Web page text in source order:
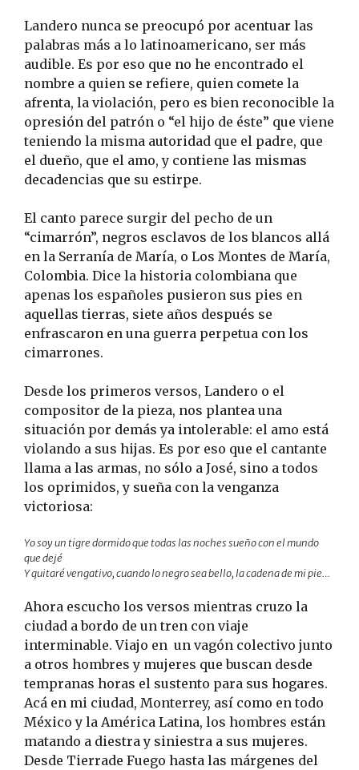
Landero nunca se preocupó por acentuar las
palabras más a lo latinoamericano, ser más
audible. Es por eso que no he encontrado el
nombre a quien se refiere, quien comete la
afrenta, la violación, pero es bien reconocible la
opresión del patrón o “el hijo de éste” que viene
teniendo la misma autoridad que el padre, que
el dueño, que el amo, y contiene las mismas
decadencias que su estirpe.
El canto parece surgir del pecho de un
“cimarrón”, negros esclavos de los blancos allá
en la Serranía de María, o Los Montes de María,
Colombia. Dice la historia colombiana que
apenas los españoles pusieron sus pies en
aquellas tierras, siete años después se
enfrascaron en una guerra perpetua con los
cimarrones.
Desde los primeros versos, Landero o el
compositor de la pieza, nos plantea una
situación por demás ya intolerable: el amo está
violando a sus hijas. Es por eso que el cantante
llama a las armas, no sólo a José, sino a todos
los oprimidos, y sueña con la venganza
victoriosa:
Yo soy un tigre dormido que todas las noches sueño con el mundo
que dejé
Y quitaré vengativo, cuando lo negro sea bello, la cadena de mi pie…
Ahora escucho los versos mientras cruzo la
ciudad a bordo de un tren con viaje
interminable. Viajo en un vagón colectivo junto
a otros hombres y mujeres que buscan desde
tempranas horas el sustento para sus hogares.
Acá en mi ciudad, Monterrey, así como en todo
México y la América Latina, los hombres están
matando a diestra y siniestra a sus mujeres.
Desde Tierrade Fuego hasta las márgenes del